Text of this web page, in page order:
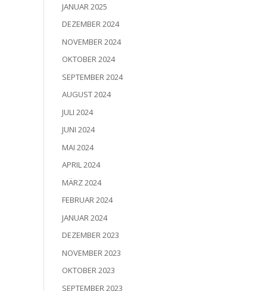
JANUAR 2025
DEZEMBER 2024
NOVEMBER 2024
OKTOBER 2024
SEPTEMBER 2024
AUGUST 2024
JULI 2024
JUNI 2024
MAI 2024
APRIL 2024
MÄRZ 2024
FEBRUAR 2024
JANUAR 2024
DEZEMBER 2023
NOVEMBER 2023
OKTOBER 2023
SEPTEMBER 2023